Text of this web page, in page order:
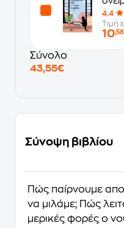
4.4
Τιμή
10
Σύνολο
43,55€
Σύνοψη βιβλίου
Πώς παίρνουμε
να μιλάμε; Πώς
μερικές φορές ο